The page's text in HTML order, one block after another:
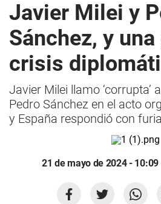
Javier Milei y
Sánchez, y
crisis
Javier Milei llamo ‘corrupta’
Pedro Sánchez en el acto
y España respondió con furia
21 de mayo de 2024 - 10:09